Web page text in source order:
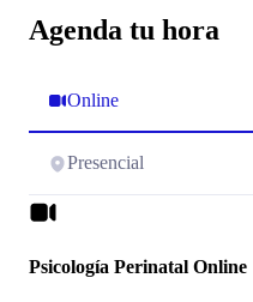
Agenda tu hora
Online
Presencial
Psicología Perinatal Online